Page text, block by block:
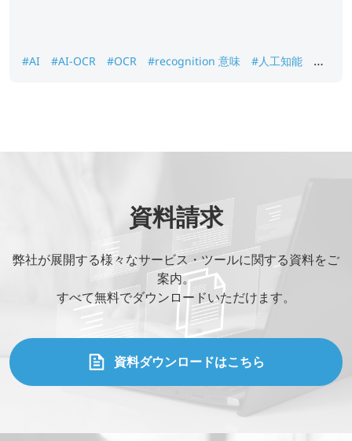
#AI #AI-OCR #OCR #recognition 意味 #人工知能
#
資料請求
弊社が展開する様々なサービス・ツールに関する資料をご
案内。
すべて無料でダウンロードいただけます。
資料ダウンロードはこちら